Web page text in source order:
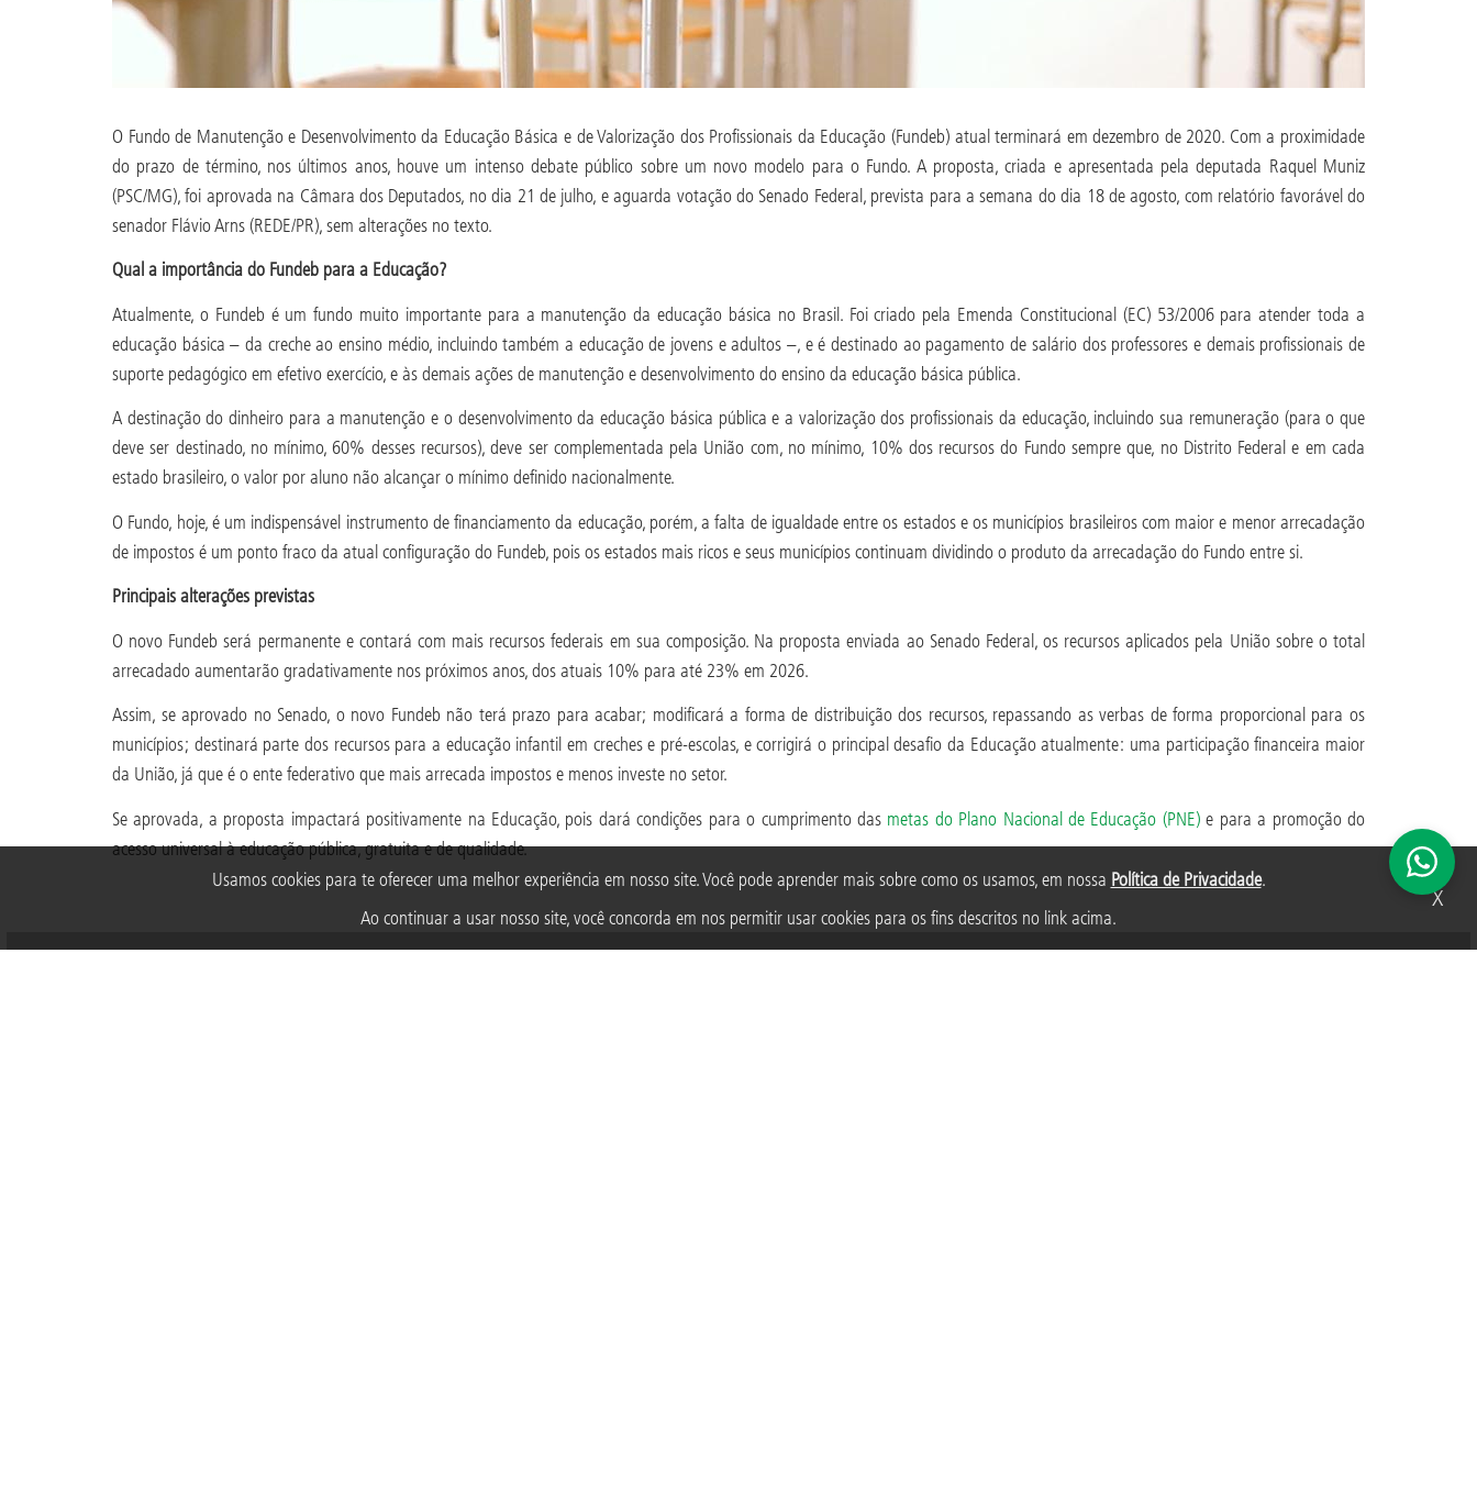
Usamos cookies para te oferecer uma melhor experiência em nosso site. Você pode aprender mais sobre como os usamos, em nossa Política de Privacidade.
Ao continuar a usar nosso site, você concorda em nos permitir usar cookies para os fins descritos no link acima.
X
O Fundo de Manutenção e Desenvolvimento da Educação Básica e de Valorização dos Profissionais da Educação (Fundeb) atual terminará em dezembro de 2020. Com a proximidade
do prazo de término, nos últimos anos, houve um intenso debate público sobre um novo modelo para o Fundo. A proposta, criada e apresentada pela deputada Raquel Muniz
(PSC/MG), foi aprovada na Câmara dos Deputados, no dia 21 de julho, e aguarda votação do Senado Federal, prevista para a semana do dia 18 de agosto, com relatório favorável do
senador Flávio Arns (REDE/PR), sem alterações no texto.
Qual a importância do Fundeb para a Educação?
Atualmente, o Fundeb é um fundo muito importante para a manutenção da educação básica no Brasil. Foi criado pela Emenda Constitucional (EC) 53/2006 para atender toda a
educação básica – da creche ao ensino médio, incluindo também a educação de jovens e adultos –, e é destinado ao pagamento de salário dos professores e demais profissionais de
suporte pedagógico em efetivo exercício, e às demais ações de manutenção e desenvolvimento do ensino da educação básica pública.
A destinação do dinheiro para a manutenção e o desenvolvimento da educação básica pública e a valorização dos profissionais da educação, incluindo sua remuneração (para o que
deve ser destinado, no mínimo, 60% desses recursos), deve ser complementada pela União com, no mínimo, 10% dos recursos do Fundo sempre que, no Distrito Federal e em cada
estado brasileiro, o valor por aluno não alcançar o mínimo definido nacionalmente.
O Fundo, hoje, é um indispensável instrumento de financiamento da educação, porém, a falta de igualdade entre os estados e os municípios brasileiros com maior e menor arrecadação
de impostos é um ponto fraco da atual configuração do Fundeb, pois os estados mais ricos e seus municípios continuam dividindo o produto da arrecadação do Fundo entre si.
Principais alterações previstas
O novo Fundeb será permanente e contará com mais recursos federais em sua composição. Na proposta enviada ao Senado Federal, os recursos aplicados pela União sobre o total
arrecadado aumentarão gradativamente nos próximos anos, dos atuais 10% para até 23% em 2026.
Assim, se aprovado no Senado, o novo Fundeb não terá prazo para acabar; modificará a forma de distribuição dos recursos, repassando as verbas de forma proporcional para os
municípios; destinará parte dos recursos para a educação infantil em creches e pré-escolas, e corrigirá o principal desafio da Educação atualmente: uma participação financeira maior
da União, já que é o ente federativo que mais arrecada impostos e menos investe no setor.
Se aprovada, a proposta impactará positivamente na Educação, pois dará condições para o cumprimento das metas do Plano Nacional de Educação (PNE)e para a promoção do
acesso universal à educação pública, gratuita e de qualidade.